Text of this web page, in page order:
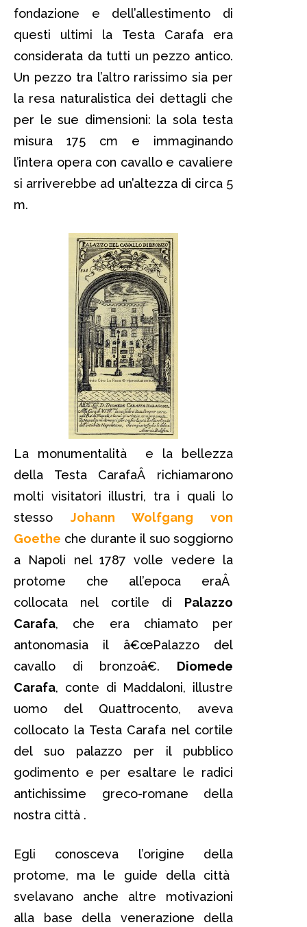
fondazione e dell’allestimento di
questi ultimi la Testa Carafa era
considerata da tutti un pezzo antico.
Un pezzo tra l’altro rarissimo sia per
la resa naturalistica dei dettagli che
per le sue dimensioni: la sola testa
misura 175 cm e immaginando
l’intera opera con cavallo e cavaliere
si arriverebbe ad un’altezza di circa 5
m.
La monumentalità e la bellezza
della Testa CarafaÂ richiamarono
molti visitatori illustri, tra i quali lo
stesso Johann Wolfgang von
Goethe che durante il suo soggiorno
a Napoli nel 1787 volle vedere la
protome che all’epoca eraÂ
collocata nel cortile di Palazzo
Carafa, che era chiamato per
antonomasia il â€œPalazzo del
cavallo di bronzoâ€. Diomede
Carafa, conte di Maddaloni, illustre
uomo del Quattrocento, aveva
collocato la Testa Carafa nel cortile
del suo palazzo per il pubblico
godimento e per esaltare le radici
antichissime greco-romane della
nostra città .
Egli conosceva l’origine della
protome, ma le guide della città
svelavano anche altre motivazioni
alla base della venerazione della